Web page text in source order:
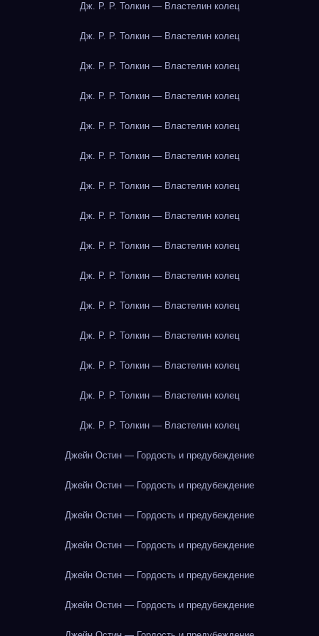
Дж. Р. Р. Толкин — Властелин колец
Дж. Р. Р. Толкин — Властелин колец
Дж. Р. Р. Толкин — Властелин колец
Дж. Р. Р. Толкин — Властелин колец
Дж. Р. Р. Толкин — Властелин колец
Дж. Р. Р. Толкин — Властелин колец
Дж. Р. Р. Толкин — Властелин колец
Дж. Р. Р. Толкин — Властелин колец
Дж. Р. Р. Толкин — Властелин колец
Дж. Р. Р. Толкин — Властелин колец
Дж. Р. Р. Толкин — Властелин колец
Дж. Р. Р. Толкин — Властелин колец
Дж. Р. Р. Толкин — Властелин колец
Дж. Р. Р. Толкин — Властелин колец
Дж. Р. Р. Толкин — Властелин колец
Джейн Остин — Гордость и предубеждение
Джейн Остин — Гордость и предубеждение
Джейн Остин — Гордость и предубеждение
Джейн Остин — Гордость и предубеждение
Джейн Остин — Гордость и предубеждение
Джейн Остин — Гордость и предубеждение